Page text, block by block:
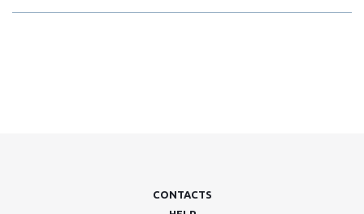
CONTACTS